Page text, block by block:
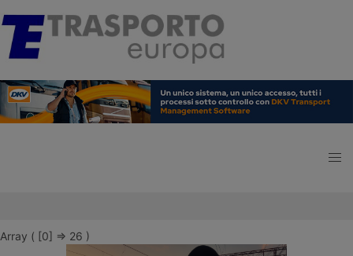
Array ( [0] => 26 )